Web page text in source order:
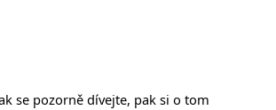
se pozorně dívejte, pak si o tom